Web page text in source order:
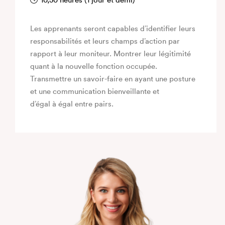
Les apprenants seront capables d’identifier leurs
responsabilités et leurs champs d’action par
rapport à leur moniteur. Montrer leur légitimité
quant à la nouvelle fonction occupée.
Transmettre un savoir-faire en ayant une posture
et une communication bienveillante et
d’égal à égal entre pairs.